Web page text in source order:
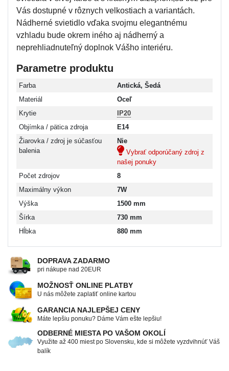
Vás dostupné v rôznych velkostiach a variantách.
Nádherné svietidlo vďaka svojmu elegantnému
vzhladu bude okrem iného aj nádherný a
neprehliadnuteľný doplnok Vášho interiéru.
Parametre produktu
Farba
Antická, Šedá
Materiál
Oceľ
Krytie
IP20
Objímka / pätica zdroja
E14
Žiarovka / zdroj je súčasťou
balenia
Nie
Vybrať odporúčaný zdroj z
našej ponuky
Počet zdrojov
8
Maximálny výkon
7W
Výška
1500 mm
Šírka
730 mm
Hĺbka
880 mm
DOPRAVA ZADARMO
pri nákupe nad 20EUR
MOŽNOSŤ ONLINE PLATBY
U nás môžete zaplatiť online kartou
GARANCIA NAJLEPŠEJ CENY
Máte lepšiu ponuku? Dáme Vám ešte lepšiu!
ODBERNÉ MIESTA PO VAŠOM OKOLÍ
Využite až 400 miest po Slovensku, kde si môžete vyzdvihnúť Váš
balík